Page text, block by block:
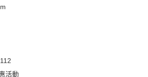
活動